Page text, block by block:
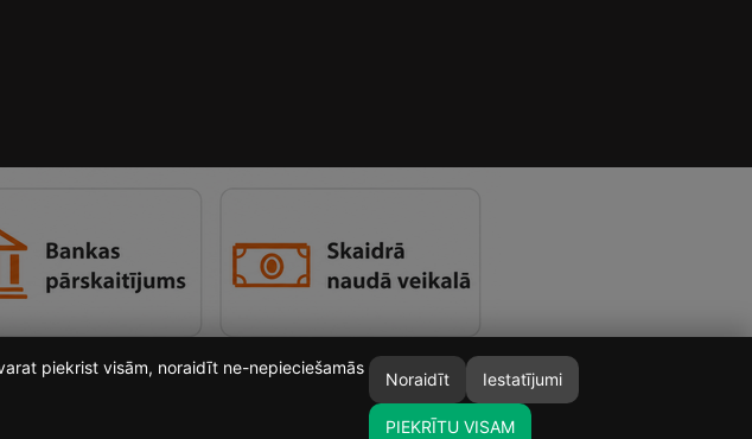
piekrist visām, noraidīt ne-nepieciešamās
Noraidīt Iestatījumi
PIEKRĪTU VISAM